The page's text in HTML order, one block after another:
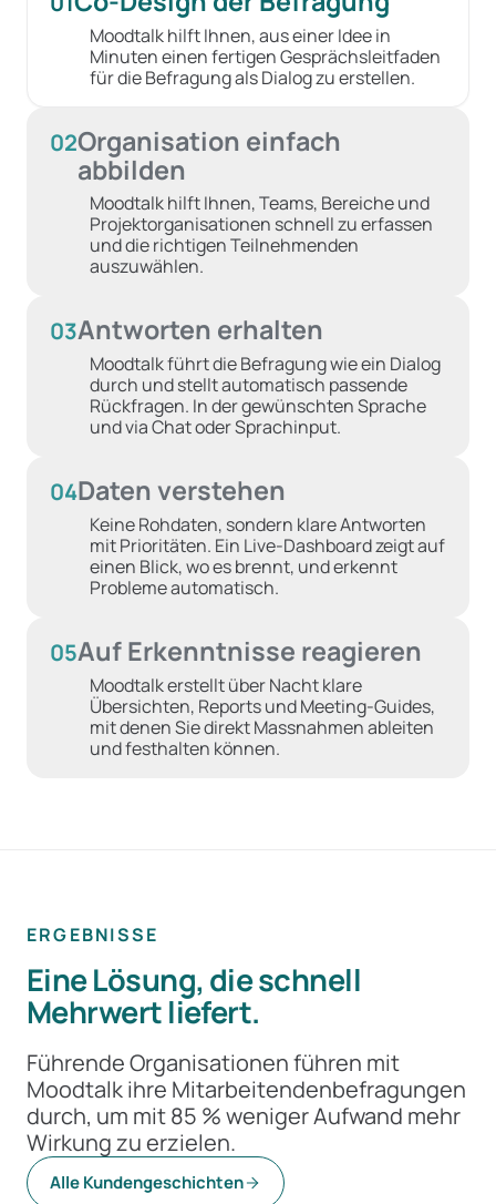
Moodtalk hilft Ihnen, aus einer Idee in
Minuten einen fertigen Gesprächsleitfaden
für die Befragung als Dialog zu erstellen.
02Organisation einfach
abbilden
Moodtalk hilft Ihnen, Teams, Bereiche und
Projektorganisationen schnell zu erfassen
und die richtigen Teilnehmenden
auszuwählen.
03Antworten erhalten
Moodtalk führt die Befragung wie ein Dialog
durch und stellt automatisch passende
Rückfragen. In der gewünschten Sprache
und via Chat oder Sprachinput.
04Daten verstehen
Keine Rohdaten, sondern klare Antworten
mit Prioritäten. Ein Live-Dashboard zeigt auf
einen Blick, wo es brennt, und erkennt
Probleme automatisch.
05Auf Erkenntnisse reagieren
Moodtalk erstellt über Nacht klare
Übersichten, Reports und Meeting-Guides,
mit denen Sie direkt Massnahmen ableiten
und festhalten können.
ERGEBNISSE
Eine Lösung, die schnell
Mehrwert liefert.
Führende Organisationen führen mit
Moodtalk ihre Mitarbeitendenbefragungen
durch, um mit 85 % weniger Aufwand mehr
Wirkung zu erzielen.
Alle Kundengeschichten
85 %
weniger Aufwand